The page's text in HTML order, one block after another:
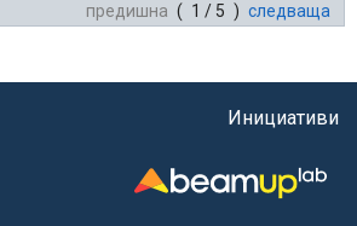
предишна ( 1 / 5 ) следваща
Инициативи